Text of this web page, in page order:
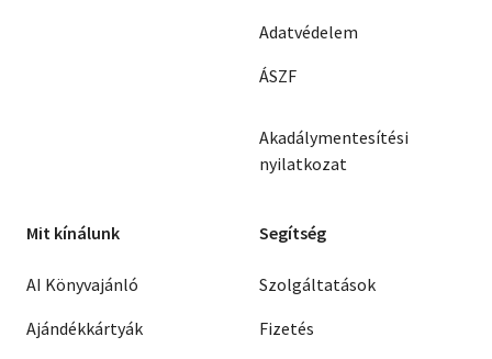
Adatvédelem
ÁSZF
Akadálymentesítési
nyilatkozat
Mit kínálunk
AI Könyvajánló
Ajándékkártyák
Segítség
Szolgáltatások
Fizetés